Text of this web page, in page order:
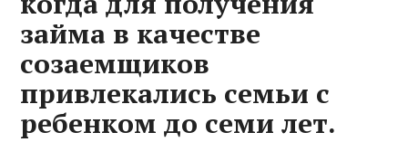
займа в качестве
созаемщиков
привлекались семьи с
ребенком до семи лет.